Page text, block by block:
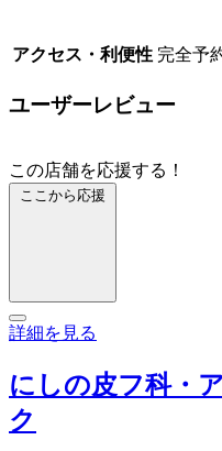
アクセス・利便性 完全予
ユーザーレビュー
この店舗を応援する！
ここから応援
詳細を見る
にしの皮フ科・
ク